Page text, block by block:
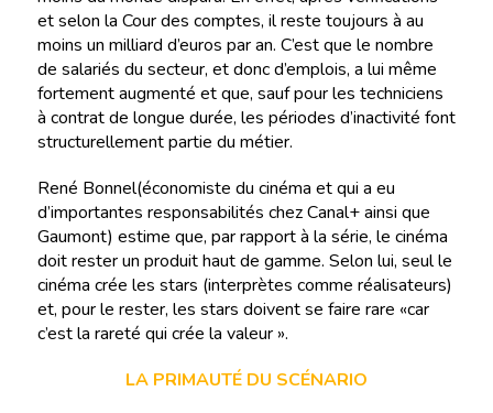
et selon la Cour des comptes, il reste toujours à au
moins un milliard d’euros par an. C’est que le nombre
de salariés du secteur, et donc d’emplois, a lui même
fortement augmenté et que, sauf pour les techniciens
à contrat de longue durée, les périodes d’inactivité font
structurellement partie du métier.
René Bonnel(économiste du cinéma et qui a eu
d’importantes responsabilités chez Canal+ ainsi que
Gaumont) estime que, par rapport à la série, le cinéma
doit rester un produit haut de gamme. Selon lui, seul le
cinéma crée les stars (interprètes comme réalisateurs)
et, pour le rester, les stars doivent se faire rare «car
c’est la rareté qui crée la valeur ».
LA PRIMAUTÉ DU SCÉNARIO